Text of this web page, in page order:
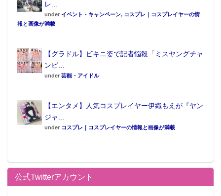
レ...
under イベント・キャンペーン, コスプレ｜コスプレイヤーの情
報と画像が満載
【グラドル】ビキニ姿で記者悩殺「ミスヤングチャ
ンピ...
under 芸能・アイドル
【エンタメ】人気コスプレイヤー伊織もえが『ヤン
ジャ...
under コスプレ｜コスプレイヤーの情報と画像が満載
公式Twitterアカウント